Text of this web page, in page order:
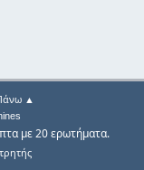
▲
με 20 ερωτήματα.